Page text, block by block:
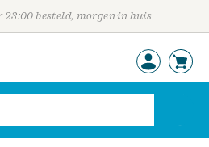
23:00 besteld, morgen in huis